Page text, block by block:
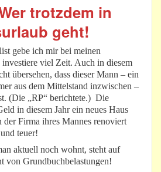
trotzdem in
geht!
gebe ich mir bei meinen
viel Zeit. Auch in diesem
übersehen, dass dieser Mann – ein
aus dem Mittelstand inzwischen –
(Die „RP“ berichtete.) Die
in diesem Jahr ein neues Haus
der Firma ihres Mannes renoviert
teuer!
aktuell noch wohnt, steht auf
von Grundbuchbelastungen!